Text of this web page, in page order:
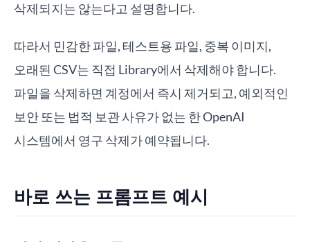
삭제되지는 않는다고 설명합니다.
따라서 민감한 파일, 테스트용 파일, 중복 이미지,
오래된 CSV는 직접 Library에서 삭제해야 합니다.
파일을 삭제하면 계정에서 즉시 제거되고, 예외적인
보안 또는 법적 보관 사유가 없는 한 OpenAI
시스템에서 영구 삭제가 예약됩니다.
바로 쓰는 프롬프트 예시